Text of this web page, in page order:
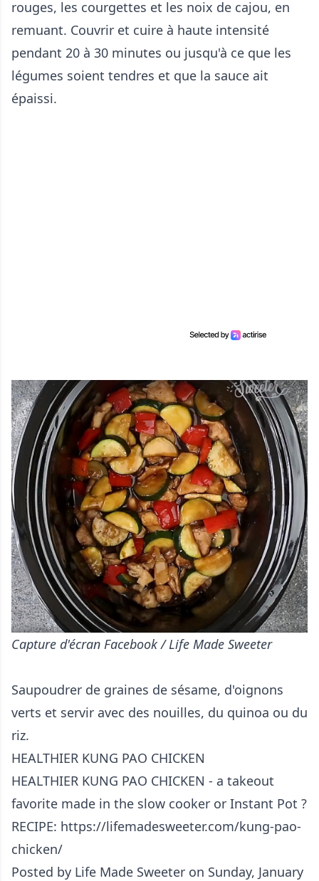
rouges, les courgettes et les noix de cajou, en
remuant. Couvrir et cuire à haute intensité
pendant 20 à 30 minutes ou jusqu'à ce que les
légumes soient tendres et que la sauce ait
épaissi.
Capture d'écran Facebook / Life Made Sweeter
Saupoudrer de graines de sésame, d'oignons
verts et servir avec des nouilles, du quinoa ou du
riz.
HEALTHIER KUNG PAO CHICKEN
HEALTHIER KUNG PAO CHICKEN - a takeout
favorite made in the slow cooker or Instant Pot ?
RECIPE: https://lifemadesweeter.com/kung-pao-
chicken/
Posted by Life Made Sweeter on Sunday, January